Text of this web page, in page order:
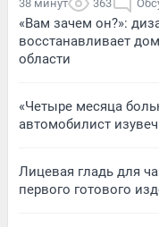
38 минут 363
«Вам зачем он?»:
восстанавливает
области
«Четыре месяца
автомобилист
Лицевая гладь для
первого готового